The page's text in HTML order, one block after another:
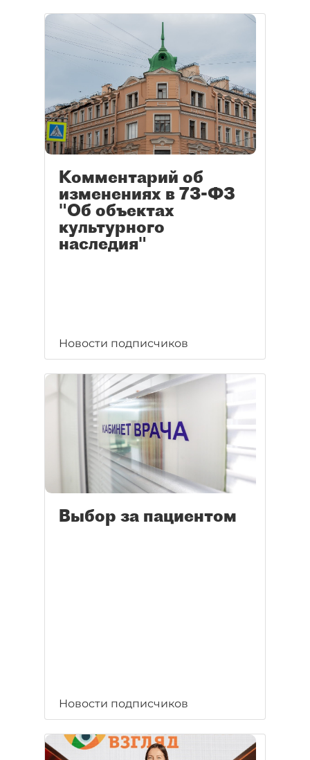
Комментарий об
изменениях в 73-ФЗ
"Об объектах
культурного
наследия"
Новости подписчиков
Выбор за пациентом
Новости подписчиков